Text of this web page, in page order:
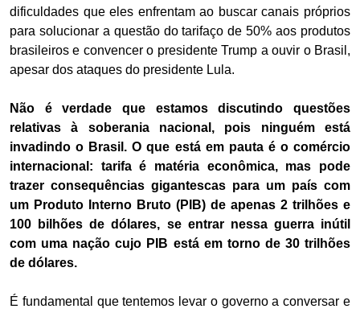
dificuldades que eles enfrentam ao buscar canais próprios
para solucionar a questão do tarifaço de 50% aos produtos
brasileiros e convencer o presidente Trump a ouvir o Brasil,
apesar dos ataques do presidente Lula.
Não é verdade que estamos discutindo questões
relativas à soberania nacional, pois ninguém está
invadindo o Brasil. O que está em pauta é o comércio
internacional: tarifa é matéria econômica, mas pode
trazer consequências gigantescas para um país com
um Produto Interno Bruto (PIB) de apenas 2 trilhões e
100 bilhões de dólares, se entrar nessa guerra inútil
com uma nação cujo PIB está em torno de 30 trilhões
de dólares.
É fundamental que tentemos levar o governo a conversar e